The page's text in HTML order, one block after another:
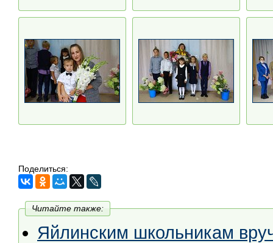
Поделиться:
Читайте также:
Яйлинским школьникам